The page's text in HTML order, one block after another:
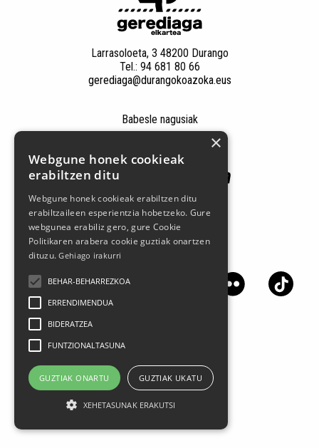
Larrasoloeta, 3 48200 Durango
Tel.: 94 681 80 66
gerediaga@durangokoazoka.eus
Babesle nagusiak
Jarrai gaitzazu sare sozialetan
×
Webgune honek cookieak
erabiltzen ditu
Webgune honek cookieak erabiltzen ditu
erabiltzaileen esperientzia hobetzeko. Gure
webgunea erabiliz gero, gure Cookie
Politikaren arabera cookie guztiak onartzen
dituzu.Gehiago irakurri
BEHAR-BEHARREZKOA
ERRENDIMENDUA
BIDERATZEA
FUNTZIONALTASUNA
GUZTIAK ONARTU GUZTIAK UKATU
XEHETASUNAK ERAKUTSI